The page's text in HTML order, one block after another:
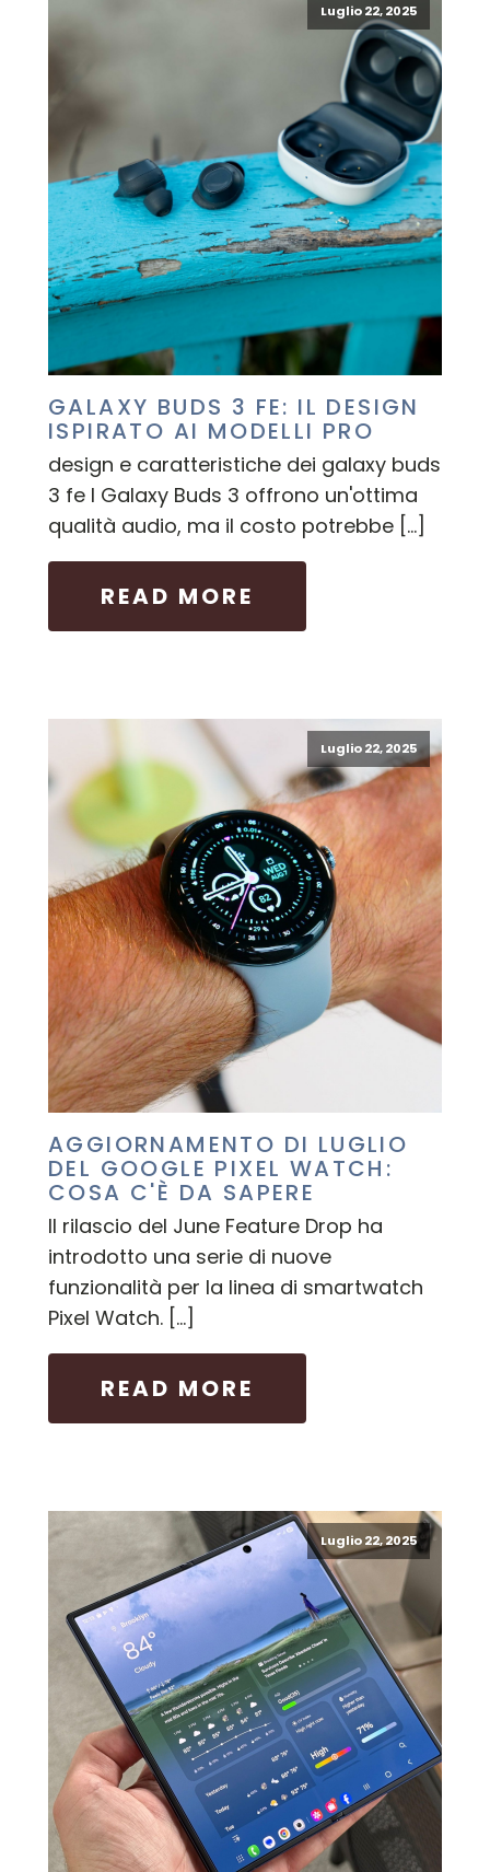
Luglio 22, 2025
GALAXY BUDS 3 FE: IL DESIGN
ISPIRATO AI MODELLI PRO
design e caratteristiche dei galaxy buds
3 fe I Galaxy Buds 3 offrono un'ottima
qualità audio, ma il costo potrebbe […]
READ MORE
Luglio 22, 2025
AGGIORNAMENTO DI LUGLIO
DEL GOOGLE PIXEL WATCH:
COSA C'È DA SAPERE
Il rilascio del June Feature Drop ha
introdotto una serie di nuove
funzionalità per la linea di smartwatch
Pixel Watch. […]
READ MORE
Luglio 22, 2025